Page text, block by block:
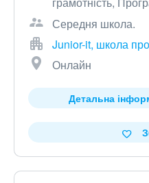
Середня школа.
Junior-it, школа
Онлайн
Детальна